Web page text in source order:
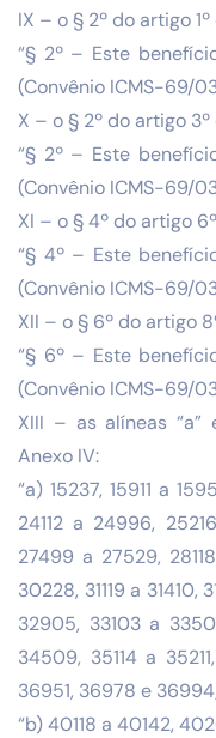
IX – o § 2º do artigo
“§ 2º – Este
(Convênio ICMS-69/
X – o § 2º do artigo 3º
“§ 2º – Este
(Convênio ICMS-69/
XI – o § 4º do artigo
“§ 4º – Este
(Convênio ICMS-69/
XII – o § 6º do artigo
“§ 6º – Este
(Convênio ICMS-69/
XIII – as alíneas
Anexo IV:
“a) 15237, 15911 a
24112 a 24996,
27499 a 27529,
30228, 31119 a 31410,
32905, 33103 a
34509, 35114 a
36951, 36978 e
“b) 40118 a 40142,